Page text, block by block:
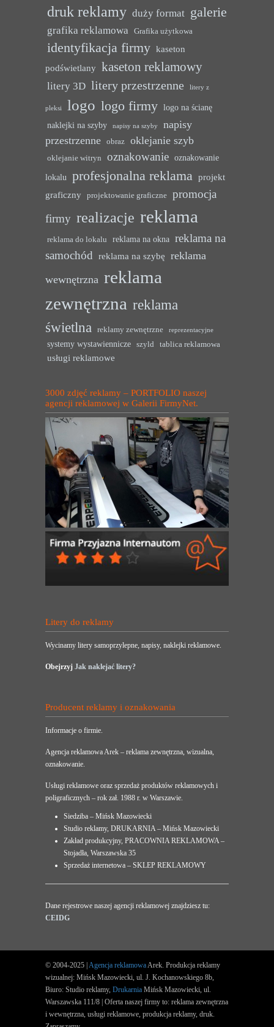
druk reklamy duży format galerie
grafika reklamowa Grafika użytkowa
identyfikacja firmy kaseton
podświetlany kaseton reklamowy
litery 3D litery przestrzenne litery z
pleksi logo logo firmy logo na ścianę
naklejki na szyby
napisy na szyby
napisy
przestrzenne
obraz oklejanie szyb
oklejanie witryn oznakowanie oznakowanie
lokalu profesjonalna reklama projekt
graficzny
projektowanie graficzne
promocja
firmy realizacje reklama
reklama do lokalu reklama na okna reklama na
samochód reklama na szybę reklama
wewnętrzna reklama
zewnętrzna reklama
świetlna
reklamy zewnętrzne reprezentacyjne
systemy wystawiennicze szyld tablica reklamowa
usługi reklamowe
3000 zdjęć reklamy – PORTFOLIO naszej
agencji reklamowej w Galerii FirmyNet.
Litery do reklamy
Wycinamy litery samoprzylepne, napisy, naklejki reklamowe.
Obejrzyj Jak naklejać litery?
Producent reklamy i oznakowania
Informacje o firmie.
Agencja reklamowa Arek – reklama zewnętrzna, wizualna,
oznakowanie.
Usługi reklamowe oraz sprzedaż produktów reklamowych i
poligraficznych – rok zał. 1988 r. w Warszawie.
Siedziba – Mińsk Mazowiecki
Studio reklamy, DRUKARNIA – Mińsk Mazowiecki
Zakład produkcyjny, PRACOWNIA REKLAMOWA –
Stojadła, Warszawska 35
Sprzedaż internetowa – SKLEP REKLAMOWY
Dane rejestrowe naszej agencji reklamowej znajdziesz tu:
CEIDG
© 2004-2025 | Agencja reklamowaArek. Produkcja reklamy
wizualnej: Mińsk Mazowiecki, ul. J. Kochanowskiego 8b,
Biuro: Studio reklamy, Drukarnia Mińsk Mazowiecki, ul.
Warszawska 111/8 | Oferta naszej firmy to: reklama zewnętrzna
i wewnętrzna, usługi reklamowe, produkcja reklamy, druk.